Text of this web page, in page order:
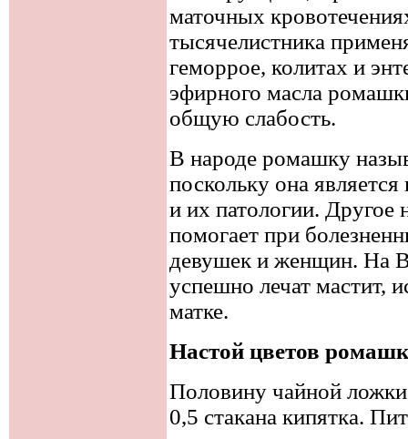
маточных
тысячелистника
геморрое, колитах и
эфирного масла
общую слабость.
В народе ромашку
поскольку она
и их патологии. Другое
помогает при
девушек и женщин. На
успешно лечат мастит,
матке.
Настой цветов
Половину чайной
0,5 стакана кипятка.